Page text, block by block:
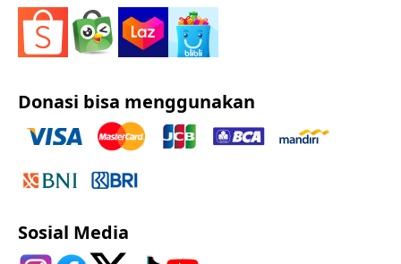
Donasi bisa menggunakan
Sosial Media